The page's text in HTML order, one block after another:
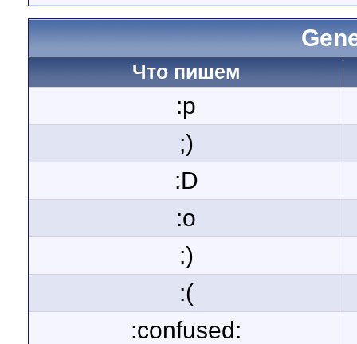
Что пишем
:p
;)
:D
:o
:)
:(
:confused: